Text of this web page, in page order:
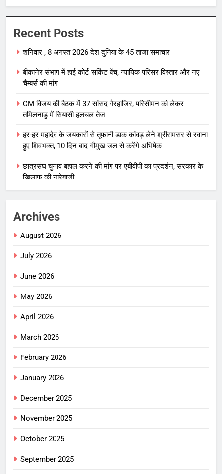
पर सख्त रुख
Recent Posts
शनिवार , 8 अगस्त 2026 देश दुनिया के 45 ताजा समाचार
बीकानेर संभाग में हाई कोर्ट सर्किट बेंच, न्यायिक परिसर विस्तार और नए
चैम्बर्स की मांग
CM विजय की बैठक में 37 सांसद गैरहाजिर, परिसीमन को लेकर
तमिलनाडु में सियासी हलचल तेज
हर-हर महादेव के जयकारों से तूफानी डाक कांवड़ लेने श्रीरामसर से रवाना
हुए शिवभक्त, 10 दिन बाद गौमुख जल से करेंगे अभिषेक
छात्रसंघ चुनाव बहाल करने की मांग पर एबीवीपी का प्रदर्शन, सरकार के
खिलाफ की नारेबाजी
Archives
August 2026
July 2026
June 2026
May 2026
April 2026
March 2026
February 2026
January 2026
December 2025
November 2025
October 2025
September 2025